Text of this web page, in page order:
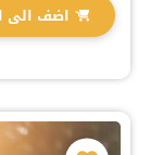
اضف الى